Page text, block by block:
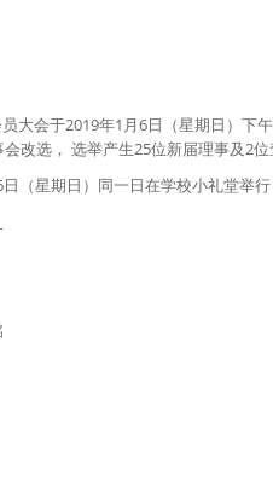
大会于2019年1月6日（星期日）下
改选， 选举产生25位新届理事及2
（星期日）同一日在学校小礼堂举